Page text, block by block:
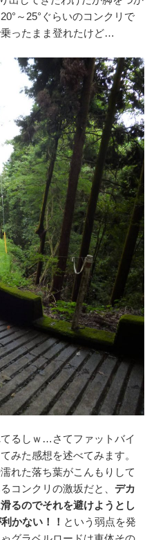
～25°ぐらいのコンクリで
ったまま登れたけど…
るしｗ…さてファットバイ
みた感想を述べてみます。
れた落ち葉がこんもりして
コンクリの激坂だと、 デカ
るのでそれを避けようとし
かない！！ という弱点を発